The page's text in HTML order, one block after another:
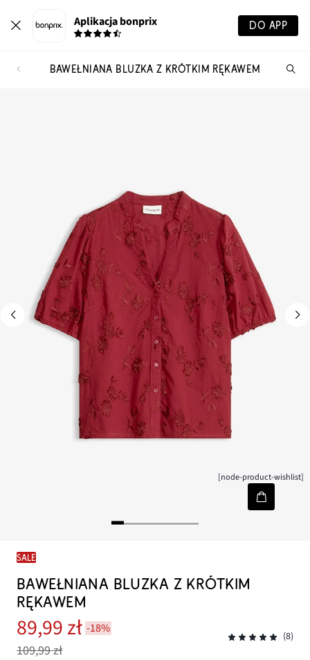
Aplikacja bonprix DO APP
BAWEŁNIANA BLUZKA Z KRÓTKIM RĘKAWEM
[node-product-wishlist]
SALE
BAWEŁNIANA BLUZKA Z KRÓTKIM
RĘKAWEM
89,99 zł -18%
109,99 zł
(8)